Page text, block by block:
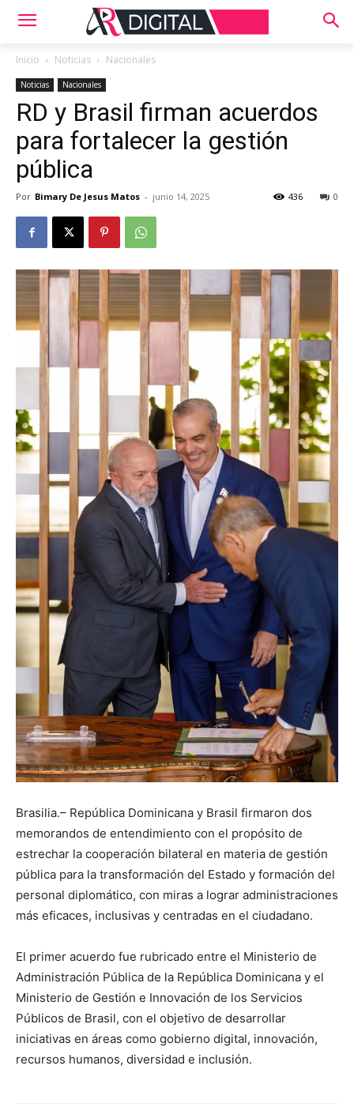
Inicio Noticias Nacionales
Noticias Nacionales
RD y Brasil firman acuerdos
para fortalecer la gestión
pública
Por Bimary De Jesus Matos - junio 14, 2025 0
436
Brasilia.– República Dominicana y Brasil firmaron dos
memorandos de entendimiento con el propósito de
estrechar la cooperación bilateral en materia de gestión
pública para la transformación del Estado y formación del
personal diplomático, con miras a lograr administraciones
más eficaces, inclusivas y centradas en el ciudadano.
El primer acuerdo fue rubricado entre el Ministerio de
Administración Pública de la República Dominicana y el
Ministerio de Gestión e Innovación de los Servicios
Públicos de Brasil, con el objetivo de desarrollar
iniciativas en áreas como gobierno digital, innovación,
recursos humanos, diversidad e inclusión.